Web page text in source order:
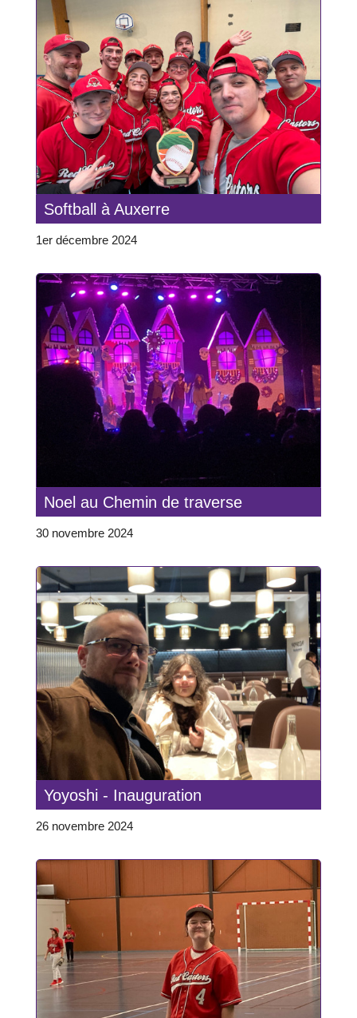
Softball à Auxerre
1er décembre 2024
Noel au Chemin de traverse
30 novembre 2024
Yoyoshi - Inauguration
26 novembre 2024